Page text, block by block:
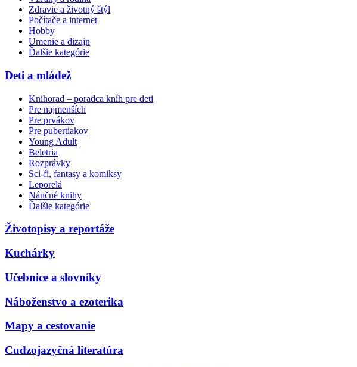
Zdravie a životný štýl
Počítače a internet
Hobby
Umenie a dizajn
Ďalšie kategórie
Deti a mládež
Knihorad – poradca kníh pre deti
Pre najmenších
Pre prvákov
Pre pubertiakov
Young Adult
Beletria
Rozprávky
Sci-fi, fantasy a komiksy
Leporelá
Náučné knihy
Ďalšie kategórie
Životopisy a reportáže
Kuchárky
Učebnice a slovníky
Náboženstvo a ezoterika
Mapy a cestovanie
Cudzojazyčná literatúra